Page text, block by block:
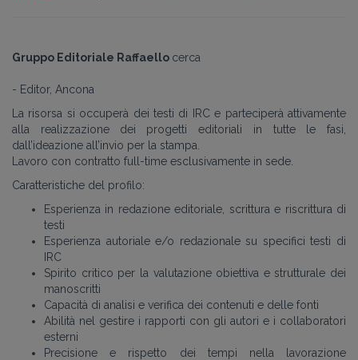
Gruppo Editoriale Raffaello cerca
- Editor, Ancona
La risorsa si occuperà dei testi di IRC e parteciperà attivamente
alla realizzazione
dei progetti editoriali in tutte le fasi,
dall’ideazione all’invio per la stampa.
Lavoro con contratto full-time esclusivamente in sede.
Caratteristiche del profilo:
Esperienza in redazione editoriale, scrittura e riscrittura di
testi
Esperienza autoriale e/o redazionale su specifici testi di
IRC
Spirito critico per la valutazione obiettiva e strutturale dei
manoscritti
Capacità di analisi e verifica dei contenuti e delle fonti
Abilità nel gestire i rapporti con gli autori e i collaboratori
esterni
Precisione e rispetto dei tempi nella lavorazione